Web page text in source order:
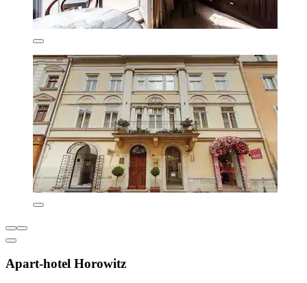
Apart-hotel Horowitz